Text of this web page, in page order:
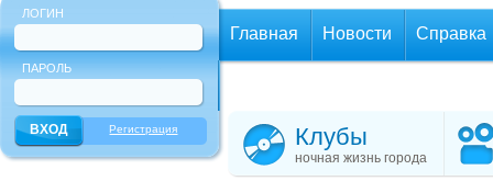
ЛОГИН
ПАРОЛЬ
Регистрация
Главная Новости Справка
Клубы
ночная жизнь города